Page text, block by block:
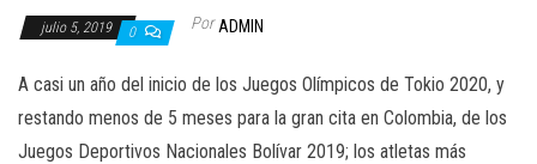
julio 5, 2019 0 Por ADMIN
A casi un año del inicio de los Juegos Olímpicos de Tokio 2020, y
restando menos de 5 meses para la gran cita en Colombia, de los
Juegos Deportivos Nacionales Bolívar 2019; los atletas más